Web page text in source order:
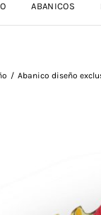
ABANICOS
Abanico diseño